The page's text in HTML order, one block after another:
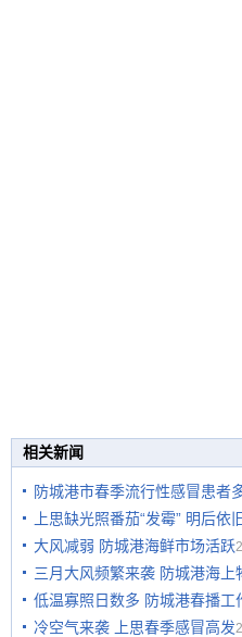
相关新闻
防城港市春季流行性感冒患者
上思缺光照番茄“发霉” 明后依
大风减弱 防城港海鲜市场活跃
三月大风频繁来袭 防城港海上
低温寡照日数多 防城港春播工
冷空气来袭 上思春季感冒高发